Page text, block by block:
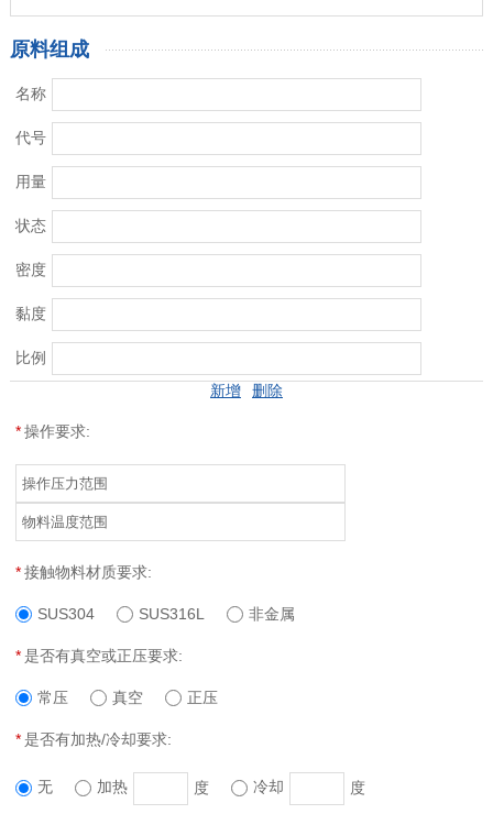
原料组成
名称
代号
用量
状态
密度
黏度
比例
新增
删除
*操作要求:
*接触物料材质要求:
SUS304 SUS316L 非金属
*是否有真空或正压要求:
常压 真空 正压
*是否有加热/冷却要求:
无 加热 度 冷却 度